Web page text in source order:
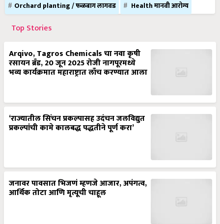
Orchard planting / फळबाग लागवड
Health मानवी आरोग्य
Top Stories
Arqivo, Tagros Chemicals चा नवा कृषी
रसायन ब्रँड, 20 जून 2025 रोजी नागपूरमध्ये
भव्य कार्यक्रमात महाराष्ट्रात लाँच करण्यात आला
‘राज्यातील सिंचन प्रकल्पासह उदंचन जलविद्युत
प्रकल्पांची कामे कालबद्ध पद्धतीने पूर्ण करा’
जनावर पावसात भिजणं म्हणजे आजार, अपंगत्व,
आर्थिक तोटा आणि मृत्यूची चाहूल